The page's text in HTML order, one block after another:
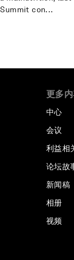
con...
更多
中心
会议
利益相
论坛故
新闻稿
相册
视频